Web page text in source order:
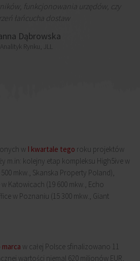
funkcjonowania urzędów, czy
łańcucha dostaw
Dąbrowska
Analityk Rynku, JLL
w I kwartale tego roku projektów
m.in: kolejny etap kompleksu High5ive w
mkw., Skanska Property Poland),
Katowicach (19 600 mkw., Echo
w Poznaniu (15 300 mkw., Giant
w całej Polsce sfinalizowano 11
wartości niemal 620 milionów EUR,